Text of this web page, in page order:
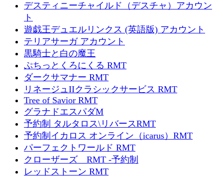
デスティニーチャイルド（デスチャ）アカウン
ト
遊戯王デュエルリンクス (英語版) アカウント
テリアサーガ アカウント
黒騎士と白の魔王
ぷちっとくろにくる RMT
ダークサマナー RMT
リネージュIIクラシックサービス RMT
Tree of Savior RMT
グラナドエスパダM
予約制 タルタロス\リバースRMT
予約制イカロス オンライン（icarus）RMT
パーフェクトワールド RMT
クローザーズ RMT -予約制
レッドストーン RMT